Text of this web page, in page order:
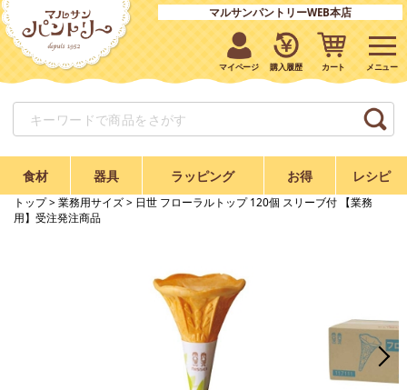
マルサンパントリーWEB本店
マイページ 購入履歴 カート
食材 器具 ラッピング お得 レシピ
トップ> 業務用サイズ> 日世 フローラルトップ 120個 スリーブ付 【業務
用】受注発注商品